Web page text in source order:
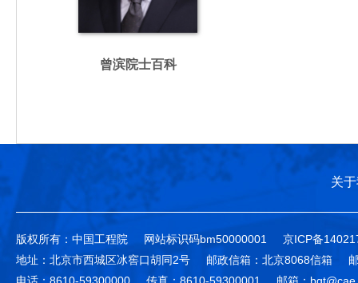
曾滨院士百科
关
版权所有：中国工程院 网站标识码bm50000001
京ICP备
地址：北京市西城区冰窖口胡同2号
邮政信箱：北京8068信箱